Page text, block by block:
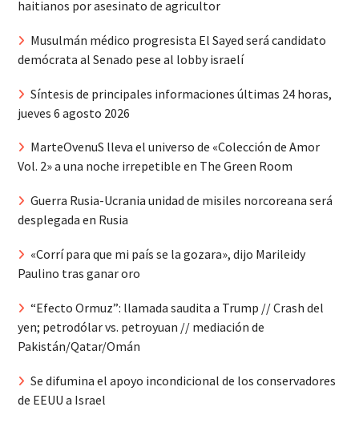
haitianos por asesinato de agricultor
Musulmán médico progresista El Sayed será candidato
demócrata al Senado pese al lobby israelí
Síntesis de principales informaciones últimas 24 horas,
jueves 6 agosto 2026
MarteOvenuS lleva el universo de «Colección de Amor
Vol. 2» a una noche irrepetible en The Green Room
Guerra Rusia-Ucrania unidad de misiles norcoreana será
desplegada en Rusia
«Corrí para que mi país se la gozara», dijo Marileidy
Paulino tras ganar oro
“Efecto Ormuz”: llamada saudita a Trump // Crash del
yen; petrodólar vs. petroyuan // mediación de
Pakistán/Qatar/Omán
Se difumina el apoyo incondicional de los conservadores
de EEUU a Israel